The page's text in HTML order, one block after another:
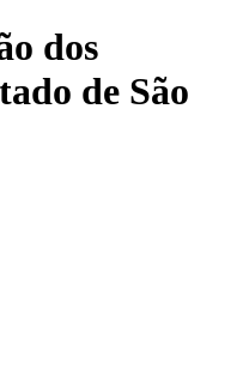
dos
de São